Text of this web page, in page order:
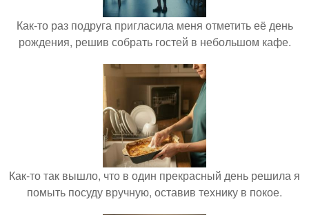
Как-то раз подруга пригласила меня отметить её день
рождения, решив собрать гостей в небольшом кафе.
Как-то так вышло, что в один прекрасный день решила я
помыть посуду вручную, оставив технику в покое.